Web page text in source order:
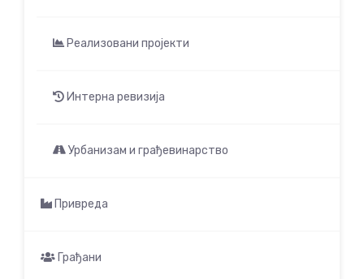
Реализовани пројекти
Интерна ревизија
Урбанизам и грађевинарство
Привреда
Грађани